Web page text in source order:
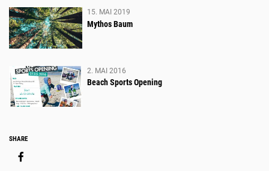
OCEAN
FUNPARK
FEIERT
ERFOLG
AUF
GANZER
15. MAI 2019
Mythos Baum
2. MAI 2016
Beach Sports Opening
Social
Media
Share
SHARE